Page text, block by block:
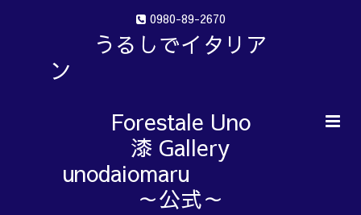
0980-89-2670
うるしでイタリア
ン
Forestale Uno
漆 Gallery
unodaiomaru
～公式～